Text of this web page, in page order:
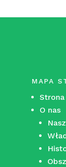
MAPA
Strona
O nas